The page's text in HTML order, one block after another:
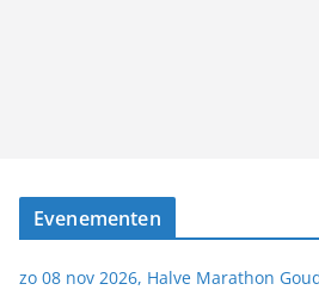
Evenementen
zo 08 nov 2026, Halve Marathon